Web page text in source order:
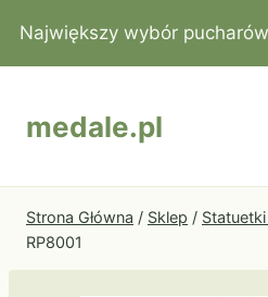
do
treści
Największy wybór
medale.pl
Strona Główna / Sklep /
RP8001